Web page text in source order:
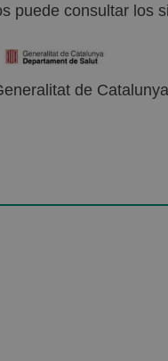
puede consultar los
de